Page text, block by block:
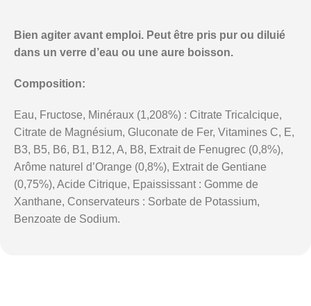
Bien agiter avant emploi. Peut être pris pur ou diluié
dans un verre d’eau ou une aure boisson.
Composition:
Eau, Fructose, Minéraux (1,208%) : Citrate Tricalcique,
Citrate de Magnésium, Gluconate de Fer, Vitamines C, E,
B3, B5, B6, B1, B12, A, B8, Extrait de Fenugrec (0,8%),
Arôme naturel d’Orange (0,8%), Extrait de Gentiane
(0,75%), Acide Citrique, Epaississant : Gomme de
Xanthane, Conservateurs : Sorbate de Potassium,
Benzoate de Sodium.